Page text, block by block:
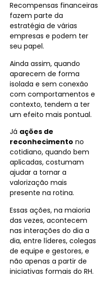
Recompensas financeiras
fazem parte da
estratégia de várias
empresas e podem ter
seu papel.
Ainda assim, quando
aparecem de forma
isolada e sem conexão
com comportamentos e
contexto, tendem a ter
um efeito mais pontual.
Já ações de
reconhecimento no
cotidiano, quando bem
aplicadas, costumam
ajudar a tornar a
valorização mais
presente na rotina.
Essas ações, na maioria
das vezes, acontecem
nas interações do dia a
dia, entre líderes, colegas
de equipe e gestores, e
não apenas a partir de
iniciativas formais do RH.